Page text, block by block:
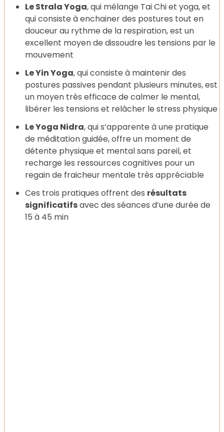
Le Strala Yoga, qui mélange Tai Chi et yoga, et
qui consiste à enchainer des postures tout en
douceur au rythme de la respiration, est un
excellent moyen de dissoudre les tensions par le
mouvement
Le Yin Yoga, qui consiste à maintenir des
postures passives pendant plusieurs minutes, est
un moyen très efficace de calmer le mental,
libérer les tensions et relâcher le stress physique
Le Yoga Nidra, qui s’apparente à une pratique
de méditation guidée, offre un moment de
détente physique et mental sans pareil, et
recharge les ressources cognitives pour un
regain de fraicheur mentale très appréciable
Ces trois pratiques offrent des résultats
significatifsavec des séances d’une durée de
15 à 45 min